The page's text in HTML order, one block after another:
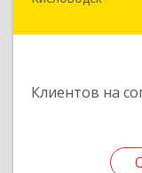
Клиентов на